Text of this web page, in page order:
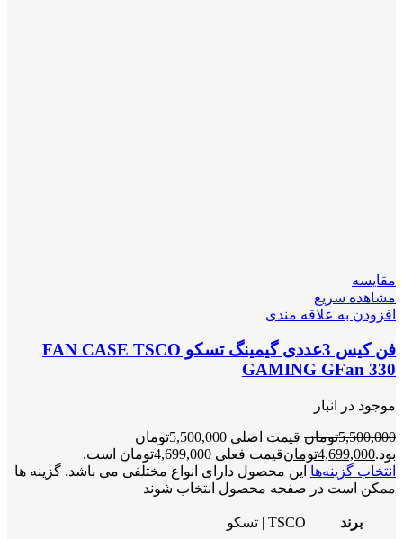
مقایسه
مشاهده سریع
افزودن به علاقه مندی
فن کیس 3عددی گیمینگ تسکو FAN CASE TSCO
GAMING GFan 330
موجود در انبار
5,500,000تومان
قیمت اصلی 5,500,000تومان
بود.4,699,000تومانقیمت فعلی 4,699,000تومان است.
انتخاب گزینه‌ها این محصول دارای انواع مختلفی می باشد. گزینه ها
ممکن است در صفحه محصول انتخاب شوند
برند TSCO | تسکو